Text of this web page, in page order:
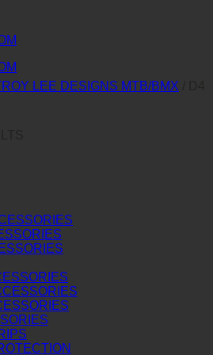
LEE DESIGNS MTB/BMX